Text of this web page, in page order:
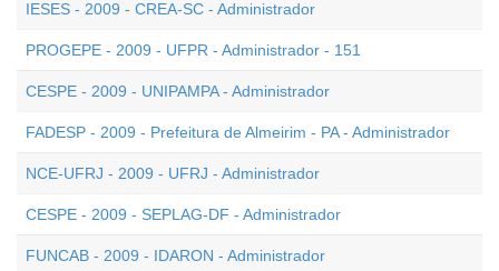
IESES - 2009 - CREA-SC - Administrador
PROGEPE - 2009 - UFPR - Administrador - 151
CESPE - 2009 - UNIPAMPA - Administrador
FADESP - 2009 - Prefeitura de Almeirim - PA - Administrador
NCE-UFRJ - 2009 - UFRJ - Administrador
CESPE - 2009 - SEPLAG-DF - Administrador
FUNCAB - 2009 - IDARON - Administrador